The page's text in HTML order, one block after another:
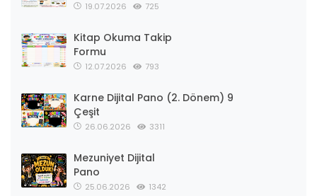
19.07.2026 725
Kitap Okuma Takip
Formu
12.07.2026 793
Karne Dijital Pano (2. Dönem) 9
Çeşit
26.06.2026 3311
Mezuniyet Dijital
Pano
25.06.2026 1342